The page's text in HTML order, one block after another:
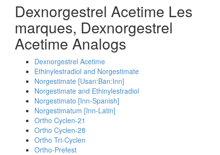
Dexnorgestrel Acetime Les
marques, Dexnorgestrel
Acetime Analogs
Dexnorgestrel Acetime
Ethinylestradiol and Norgestimate
Norgestimate [Usan:Ban:Inn]
Norgestimate and Ethinylestradiol
Norgestimato [Inn-Spanish]
Norgestimatum [Inn-Latin]
Ortho Cyclen-21
Ortho Cyclen-28
Ortho Tri-Cyclen
Ortho-Prefest